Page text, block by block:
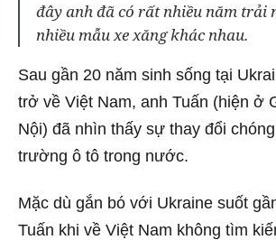
đây anh đã có rất nhiều năm trải
nhiều mẫu xe xăng khác nhau.
Sau gần 20 năm sinh sống tại
trở về Việt Nam, anh Tuấn (hiện ở
Nội) đã nhìn thấy sự thay đổi
trường ô tô trong nước.
Mặc dù gắn bó với Ukraine suốt
Tuấn khi về Việt Nam không tìm